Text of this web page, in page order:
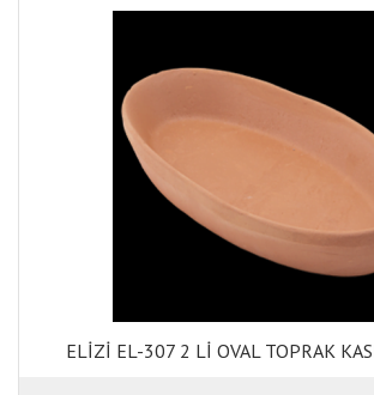
ELİZİ EL-307 2 Lİ OVAL TOPRAK